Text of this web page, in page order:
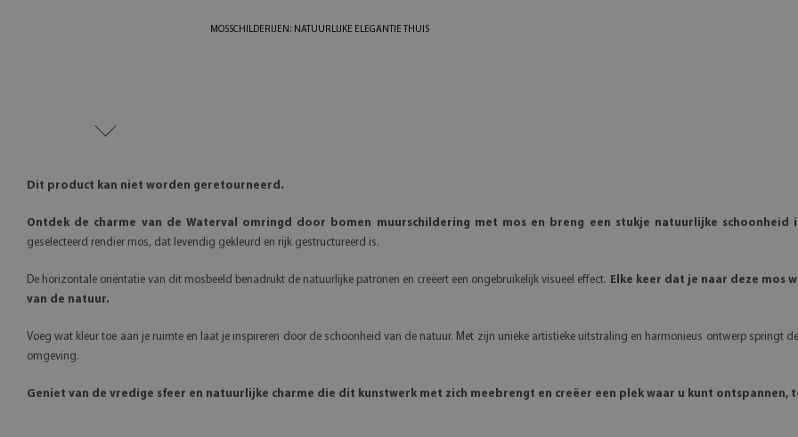
MOSSCHILDERIJEN: NATUURLIJKE ELEGANTIE THUIS
Dit product kan niet worden geretourneerd.
Ontdek de charme van de Waterval omringd door bomen muurschildering met mos en breng een stukje natuurlijke schoonheid
geselecteerd rendier mos, dat levendig gekleurd en rijk gestructureerd is.
De horizontale oriëntatie van dit mosbeeld benadrukt de natuurlijke patronen en creëert een ongebruikelijk visueel effect.
Elke keer dat je naar deze mos
van de natuur.
Voeg wat kleur toe aan je ruimte en laat je inspireren door de schoonheid van de natuur. Met zijn unieke artistieke uitstraling en harmonieus ontwerp springt
omgeving.
Geniet van de vredige sfeer en natuurlijke charme die dit kunstwerk met zich meebrengt en creëer een plek waar u kunt ontspannen,